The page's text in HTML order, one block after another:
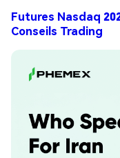
Futures Nasdaq
Conseils Trading